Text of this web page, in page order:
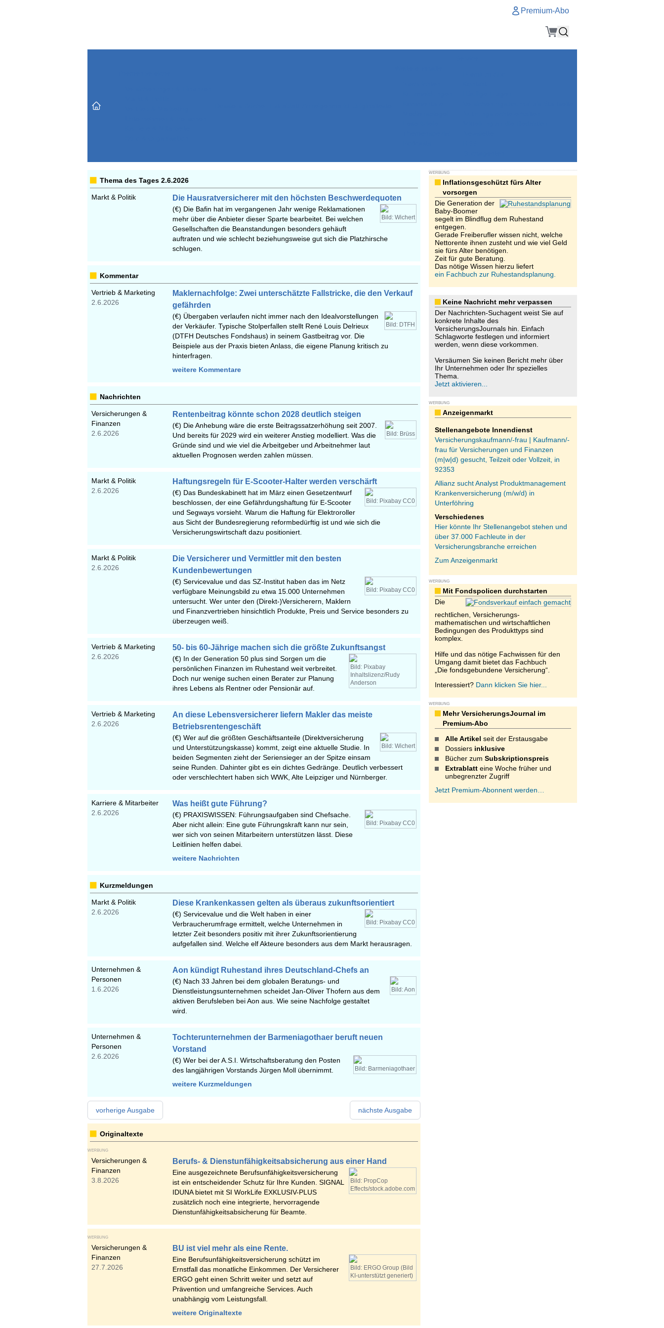
Premium-Abo
Thema des Tages 2.6.2026
Markt & Politik Die Hausratversicherer mit den höchsten Beschwerdequoten
Bild: Wichert
(€) Die Bafin hat im vergangenen Jahr wenige Reklamationen
mehr über die Anbieter dieser Sparte bearbeitet. Bei welchen
Gesellschaften die Beanstandungen besonders gehäuft
auftraten und wie schlecht beziehungsweise gut sich die Platzhirsche
schlugen.
Kommentar
Vertrieb & Marketing
2.6.2026
Maklernachfolge: Zwei unterschätzte Fallstricke, die den Verkauf
gefährden
Bild: DTFH
(€) Übergaben verlaufen nicht immer nach den Idealvorstellungen
der Verkäufer. Typische Stolperfallen stellt René Louis Delrieux
(DTFH Deutsches Fondshaus) in seinem Gastbeitrag vor. Die
Beispiele aus der Praxis bieten Anlass, die eigene Planung kritisch zu
hinterfragen.
weitere Kommentare
Nachrichten
Versicherungen &
Finanzen
2.6.2026
Rentenbeitrag könnte schon 2028 deutlich steigen
Bild: Brüss
(€) Die Anhebung wäre die erste Beitragssatzerhöhung seit 2007.
Und bereits für 2029 wird ein weiterer Anstieg modelliert. Was die
Gründe sind und wie viel die Arbeitgeber und Arbeitnehmer laut
aktuellen Prognosen werden zahlen müssen.
Markt & Politik
2.6.2026
Haftungsregeln für E-Scooter-Halter werden verschärft
Bild: Pixabay CC0
(€) Das Bundeskabinett hat im März einen Gesetzentwurf
beschlossen, der eine Gefährdungshaftung für E-Scooter
und Segways vorsieht. Warum die Haftung für Elektroroller
aus Sicht der Bundesregierung reformbedürftig ist und wie sich die
Versicherungswirtschaft dazu positioniert.
Markt & Politik
2.6.2026
Die Versicherer und Vermittler mit den besten
Kundenbewertungen
Bild: Pixabay CC0
(€) Servicevalue und das SZ-Institut haben das im Netz
verfügbare Meinungsbild zu etwa 15.000 Unternehmen
untersucht. Wer unter den (Direkt-)Versicherern, Maklern
und Finanzvertrieben hinsichtlich Produkte, Preis und Service besonders zu
überzeugen weiß.
Vertrieb & Marketing
2.6.2026
50- bis 60-Jährige machen sich die größte Zukunftsangst
Bild: Pixabay
Inhaltslizenz/Rudy
Anderson
(€) In der Generation 50 plus sind Sorgen um die
persönlichen Finanzen im Ruhestand weit verbreitet.
Doch nur wenige suchen einen Berater zur Planung
ihres Lebens als Rentner oder Pensionär auf.
Vertrieb & Marketing
2.6.2026
An diese Lebensversicherer liefern Makler das meiste
Betriebsrentengeschäft
Bild: Wichert
(€) Wer auf die größten Geschäftsanteile (Direktversicherung
und Unterstützungskasse) kommt, zeigt eine aktuelle Studie. In
beiden Segmenten zieht der Seriensieger an der Spitze einsam
seine Runden. Dahinter gibt es ein dichtes Gedränge. Deutlich verbessert
oder verschlechtert haben sich WWK, Alte Leipziger und Nürnberger.
Karriere & Mitarbeiter
2.6.2026
Was heißt gute Führung?
Bild: Pixabay CC0
(€) PRAXISWISSEN: Führungsaufgaben sind Chefsache.
Aber nicht allein: Eine gute Führungskraft kann nur sein,
wer sich von seinen Mitarbeitern unterstützen lässt. Diese
Leitlinien helfen dabei.
weitere Nachrichten
Kurzmeldungen
Markt & Politik
2.6.2026
Diese Krankenkassen gelten als überaus zukunftsorientiert
Bild: Pixabay CC0
(€) Servicevalue und die Welt haben in einer
Verbraucherumfrage ermittelt, welche Unternehmen in
letzter Zeit besonders positiv mit ihrer Zukunftsorientierung
aufgefallen sind. Welche elf Akteure besonders aus dem Markt herausragen.
Unternehmen &
Personen
1.6.2026
Aon kündigt Ruhestand ihres Deutschland-Chefs an
Bild: Aon
(€) Nach 33 Jahren bei dem globalen Beratungs- und
Dienstleistungsunternehmen scheidet Jan-Oliver Thofern aus dem
aktiven Berufsleben bei Aon aus. Wie seine Nachfolge gestaltet
wird.
Unternehmen &
Personen
2.6.2026
Tochterunternehmen der Barmeniagothaer beruft neuen
Vorstand
Bild: Barmeniagothaer
(€) Wer bei der A.S.I. Wirtschaftsberatung den Posten
des langjährigen Vorstands Jürgen Moll übernimmt.
weitere Kurzmeldungen
vorherige Ausgabe nächste Ausgabe
Originaltexte
WERBUNG
Versicherungen &
Finanzen
3.8.2026
Berufs- & Dienstunfähigkeitsabsicherung aus einer Hand
Bild: PropCop
Effects/stock.adobe.com
Eine ausgezeichnete Berufsunfähigkeitsversicherung
ist ein entscheidender Schutz für Ihre Kunden. SIGNAL
IDUNA bietet mit SI WorkLife EXKLUSIV-PLUS
zusätzlich noch eine integrierte, hervorragende
Dienstunfähigkeitsabsicherung für Beamte.
WERBUNG
Versicherungen &
Finanzen
27.7.2026
BU ist viel mehr als eine Rente.
Bild: ERGO Group (Bild
KI-unterstützt generiert)
Eine Berufsunfähigkeitsversicherung schützt im
Ernstfall das monatliche Einkommen. Der Versicherer
ERGO geht einen Schritt weiter und setzt auf
Prävention und umfangreiche Services. Auch
unabhängig vom Leistungsfall.
weitere Originaltexte
WERBUNG
Inflationsgeschützt fürs Alter
vorsorgen
Die Generation der
Baby-Boomer
segelt im Blindflug dem Ruhestand
entgegen.
Gerade Freiberufler wissen nicht, welche
Nettorente ihnen zusteht und wie viel Geld
sie fürs Alter benötigen.
Zeit für gute Beratung.
Das nötige Wissen hierzu liefert
ein Fachbuch zur Ruhestandsplanung.
Keine Nachricht mehr verpassen
Der Nachrichten-Suchagent weist Sie auf
konkrete Inhalte des
VersicherungsJournals hin. Einfach
Schlagworte festlegen und informiert
werden, wenn diese vorkommen.
Versäumen Sie keinen Bericht mehr über
Ihr Unternehmen oder Ihr spezielles
Thema.
Jetzt aktivieren...
WERBUNG
Anzeigenmarkt
Stellenangebote Innendienst
Versicherungskaufmann/-frau | Kaufmann/-
frau für Versicherungen und Finanzen
(m|w|d) gesucht, Teilzeit oder Vollzeit, in
92353
Allianz sucht Analyst Produktmanagement
Krankenversicherung (m/w/d) in
Unterföhring
Verschiedenes
Hier könnte Ihr Stellenangebot stehen und
über 37.000 Fachleute in der
Versicherungsbranche erreichen
Zum Anzeigenmarkt
WERBUNG
Mit Fondspolicen durchstarten
Die
rechtlichen, Versicherungs-
mathematischen und wirtschaftlichen
Bedingungen des Produkttyps sind
komplex.
Hilfe und das nötige Fachwissen für den
Umgang damit bietet das Fachbuch
„Die fondsgebundene Versicherung“.
Interessiert? Dann klicken Sie hier...
WERBUNG
Mehr VersicherungsJournal im
Premium-Abo
Alle Artikel seit der Erstausgabe
Dossiers inklusive
Bücher zum Subskriptionspreis
Extrablatteine Woche früher und
unbegrenzter Zugriff
Jetzt Premium-Abonnent werden…